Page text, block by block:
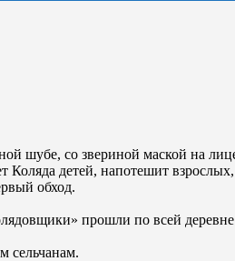
шубе, со звериной маской на
детей, напотешит
обход.
прошли по всей
сельчанам.